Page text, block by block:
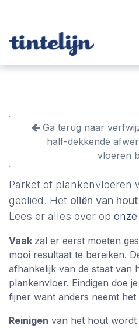
Ga terug naar
half-dekkende
vloeren
Parket of plankenvloeren
geolied. Het oliën van hout
Lees er alles over op
Vaak zal er eerst moeten
mooi resultaat te bereiken.
afhankelijk van de staat van
plankenvloer. Eindigen doe
fijner want anders neemt
Reinigen van het hout wordt